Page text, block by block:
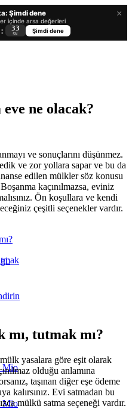
×
Şimdi dene
içinde arsa değerleri
: 32
SN
Şimdi dene
Mio
Mio
ne olacak?
ve sonuçlarını düşünmez.
ve zor yollara sapar ve bu da
edilen mülkler söz konusu
kaçınılmazsa, eviniz
Ön koşullara ve kendi
çeşitli seçenekler vardır.
mı, tutmak mı?
yasalara göre eşit olarak
olduğu anlamına
taşınan diğer eşe ödeme
kalırsınız. Evi satmadan bu
mülkü satma seçeneği vardır.